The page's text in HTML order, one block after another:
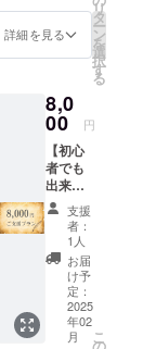
だきま
す。そ
用風船
を使っ
てオン
ライン
教室に
ご参加
いただ
き、そ
の場で
バルー
ンアー
トを体
験いた
だきま
ません
が、当
日の講
演動画
カイブ
をメー
ルにて
お送り
させて
いただ
きま
す。 ※
他の方
への
シェア
はご遠
慮いた
だきま
すが、
詳細を見る
リ
タ
ー
ン
を
選
択
す
る
8,0
00 円
【初心
者でも
出来る
バルー
ンアー
ト教室
に2回ご
招待
（オン
ライ
ン）】
・お礼
支援
者：
1人
お届
け予
定：
2025
年02
月
こ